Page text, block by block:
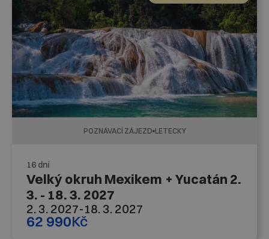
POZNÁVACÍ ZÁJEZD LETECKY
16 dní
Velký okruh Mexikem + Yucatán 2.
3. - 18. 3. 2027
2. 3. 2027-18. 3. 2027
62 990Kč